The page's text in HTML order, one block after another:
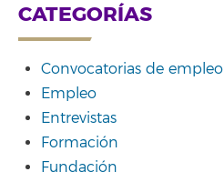
CATEGORÍAS
Convocatorias de empleo
Empleo
Entrevistas
Formación
Fundación